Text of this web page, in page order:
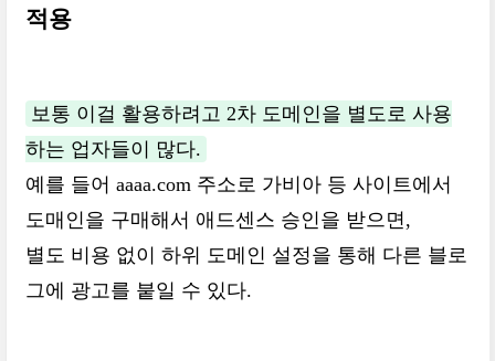
적용
보통 이걸 활용하려고 2차 도메인을 별도로 사용
하는 업자들이 많다.
예를 들어 aaaa.com 주소로 가비아 등 사이트에서
도매인을 구매해서 애드센스 승인을 받으면,
별도 비용 없이 하위 도메인 설정을 통해 다른 블로
그에 광고를 붙일 수 있다.